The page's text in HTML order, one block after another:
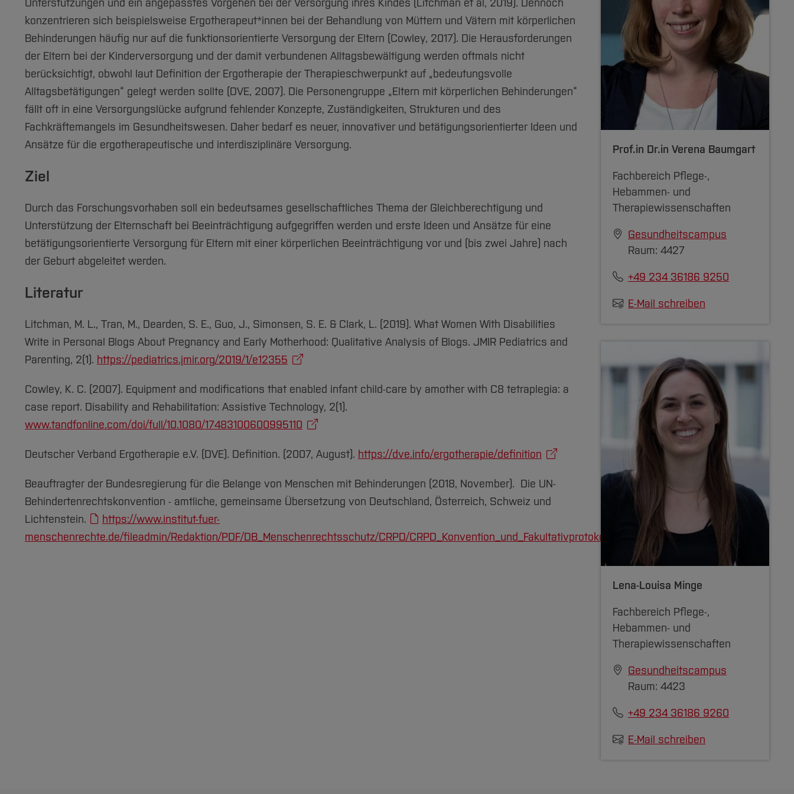
Unterstützungen und ein angepasstes Vorgehen bei der Versorgung ihres Kindes (Litchman et al, 2019). Dennoch
konzentrieren sich beispielsweise Ergotherapeut*innen bei der Behandlung von Müttern und Vätern mit körperlichen
Behinderungen häufig nur auf die funktionsorientierte Versorgung der Eltern (Cowley, 2017). Die Herausforderungen
der Eltern bei der Kinderversorgung und der damit verbundenen Alltagsbewältigung werden oftmals nicht
berücksichtigt, obwohl laut Definition der Ergotherapie der Therapieschwerpunkt auf „bedeutungsvolle
Alltagsbetätigungen“ gelegt werden sollte (DVE, 2007). Die Personengruppe „Eltern mit körperlichen Behinderungen“
fällt oft in eine Versorgungslücke aufgrund fehlender Konzepte, Zuständigkeiten, Strukturen und des
Fachkräftemangels im Gesundheitswesen. Daher bedarf es neuer, innovativer und betätigungsorientierter Ideen und
Ansätze für die ergotherapeutische und interdisziplinäre Versorgung.
Ziel
Durch das Forschungsvorhaben soll ein bedeutsames gesellschaftliches Thema der Gleichberechtigung und
Unterstützung der Elternschaft bei Beeinträchtigung aufgegriffen werden und erste Ideen und Ansätze für eine
betätigungsorientierte Versorgung für Eltern mit einer körperlichen Beeinträchtigung vor und (bis zwei Jahre) nach
der Geburt abgeleitet werden.
Literatur
Litchman, M. L., Tran, M., Dearden, S. E., Guo, J., Simonsen, S. E. & Clark, L. (2019). What Women With Disabilities
Write in Personal Blogs About Pregnancy and Early Motherhood: Qualitative Analysis of Blogs. JMIR Pediatrics and
Parenting, 2(1). https://pediatrics.jmir.org/2019/1/e12355
Cowley, K. C. (2007). Equipment and modifications that enabled infant child-care by amother with C8 tetraplegia: a
case report. Disability and Rehabilitation: Assistive Technology, 2(1).
www.tandfonline.com/doi/full/10.1080/17483100600995110
Deutscher Verband Ergotherapie e.V. (DVE). Definition. (2007, August). https://dve.info/ergotherapie/definition
Beauftragter der Bundesregierung für die Belange von Menschen mit Behinderungen (2018, November). Die UN-
Behindertenrechtskonvention - amtliche, gemeinsame Übersetzung von Deutschland, Österreich, Schweiz und
Lichtenstein.
https://www.institut-fuer-
menschenrechte.de/fileadmin/Redaktion/PDF/DB_Menschenrechtsschutz/CRPD/CRPD_Konvention_und_Fakultativprotokoll.pdf
Prof.in Dr.in Verena Baumgart
Fachbereich Pflege-,
Hebammen- und
Therapiewissenschaften
Gesundheitscampus
Raum: 4427
+49 234 36186 9250
E-Mail schreiben
Lena-Louisa Minge
Fachbereich Pflege-,
Hebammen- und
Therapiewissenschaften
Gesundheitscampus
Raum: 4423
+49 234 36186 9260
E-Mail schreiben